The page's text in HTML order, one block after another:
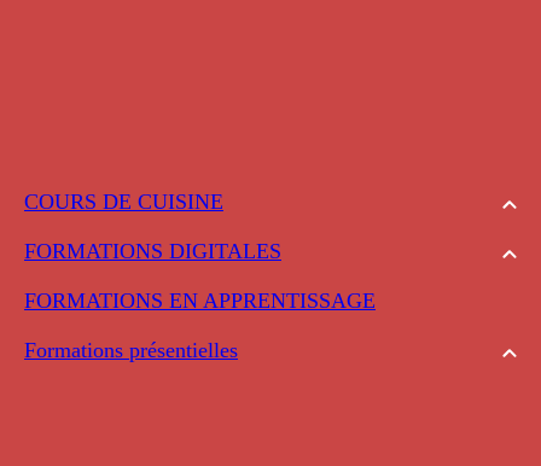
COURS DE CUISINE
FORMATIONS DIGITALES
FORMATIONS EN APPRENTISSAGE
Formations présentielles